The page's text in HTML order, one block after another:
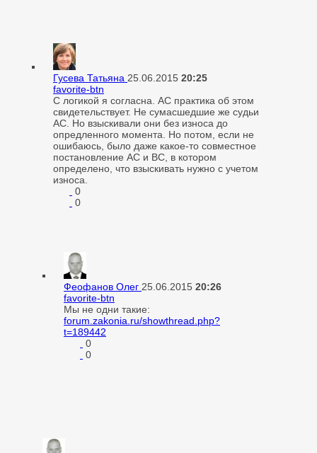
Гусева Татьяна 25.06.2015 20:25
favorite-btn
С логикой я согласна. АС практика об этом
свидетельствует. Не сумасшедшие же судьи
АС. Но взыскивали они без износа до
опредленного момента. Но потом, если не
ошибаюсь, было даже какое-то совместное
постановление АС и ВС, в котором
определено, что взыскивать нужно с учетом
износа.
0
0
Феофанов Олег 25.06.2015 20:26
favorite-btn
Мы не одни такие:
forum.zakonia.ru/showthread.php?
t=189442
0
0